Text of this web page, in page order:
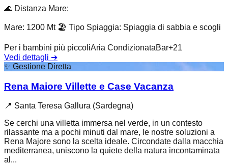
🌊 Distanza Mare:
Mare: 1200 Mt 🏖️ Tipo Spiaggia: Spiaggia di sabbia e scogli
Per i bambini più piccoliAria CondizionataBar+21
Vedi dettagli ➔
✨ Gestione Diretta
Rena Maiore Villette e Case Vacanza
📍 Santa Teresa Gallura (Sardegna)
Se cerchi una villetta immersa nel verde, in un contesto
rilassante ma a pochi minuti dal mare, le nostre soluzioni a
Rena Majore sono la scelta ideale. Circondate dalla macchia
mediterranea, uniscono la quiete della natura incontaminata
al...